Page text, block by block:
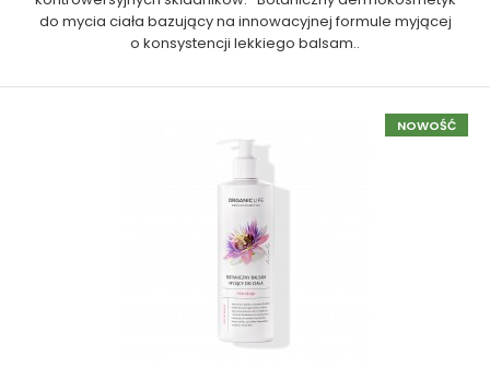
do mycia ciała bazujący na innowacyjnej formule myjącej
o konsystencji lekkiego balsam..
NOWOŚĆ